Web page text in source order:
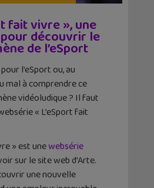
fait vivre », une
découvrir le
de l’eSport
l’eSport ou, au
mal à comprendre ce
vidéoludique ? Il faut
« L’eSport fait
» est unewebsérie
sur le site web d’Arte.
une nouvelle